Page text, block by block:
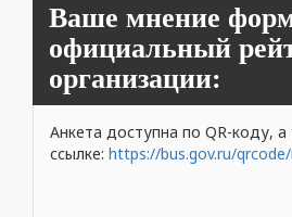
Ваше мнение
официальный
организации:
Анкета доступна по QR-коду,
ссылке: https://bus.gov.ru/